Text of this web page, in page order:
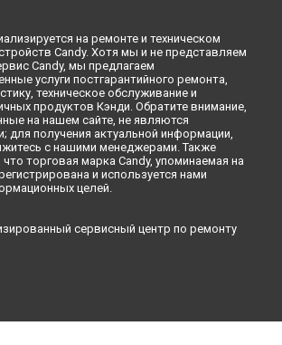
на ремонте и техническом
Candy. Хотя мы и не представляем
Candy, мы предлагаем
услуги постгарантийного ремонта,
техническое обслуживание и
продуктов Кэнди. Обратите внимание,
на нашем сайте, не являются
для получения актуальной информации,
с нашими менеджерами. Также
торговая марка Candy, упоминаемая на
и используется нами
целей.
сервисный центр по ремонту